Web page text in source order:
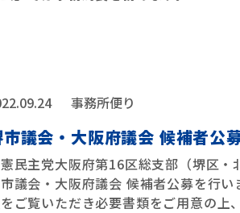
事務所便り
議会・大阪府議会 候補者公
民主党大阪府第16区総支部（堺区・
議会・大阪府議会 候補者公募を行い
ご覧いただき必要書類をご用意の上